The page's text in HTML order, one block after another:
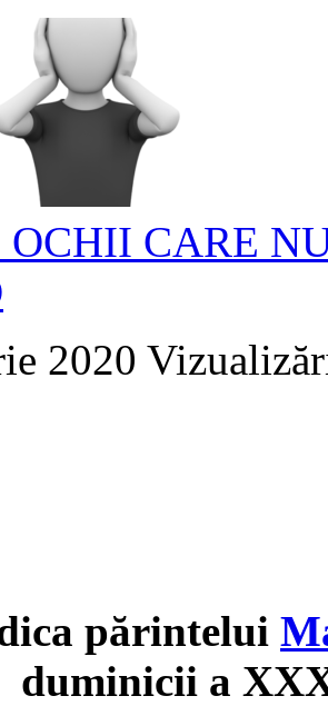
OCHII CARE
2020
părintelui
duminicii a